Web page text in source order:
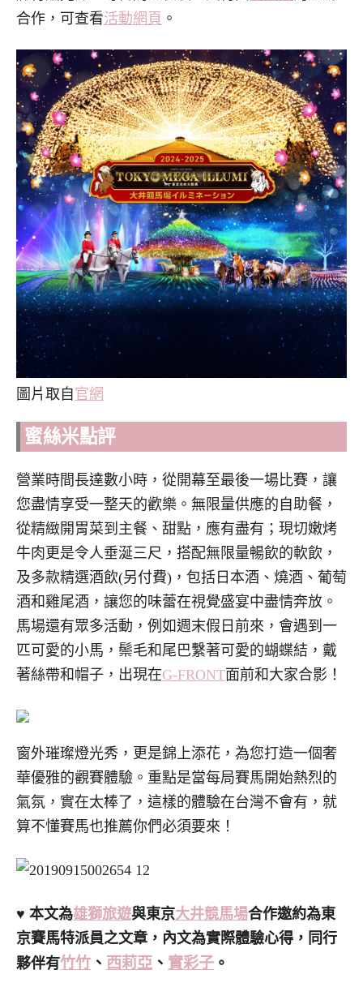
合作，可查看活動網頁 。
圖片取自 官網
蜜絲米點評
營業時間長達數小時，從開幕至最後一場比賽，讓
您盡情享受一整天的歡樂。無限量供應的自助餐，
從精緻開胃菜到主餐、甜點，應有盡有；現切嫩烤
牛肉更是令人垂涎三尺，搭配無限量暢飲的軟飲，
及多款精選酒飲(另付費)，包括日本酒、燒酒、葡萄
酒和雞尾酒，讓您的味蕾在視覺盛宴中盡情奔放。
馬場還有眾多活動，例如週末假日前來，會遇到一
匹可愛的小馬，鬃毛和尾巴繫著可愛的蝴蝶結，戴
著絲帶和帽子，出現在G-FRONT面前和大家合影！
窗外璀璨燈光秀，更是錦上添花，為您打造一個奢
華優雅的觀賽體驗。重點是當每局賽馬開始熱烈的
氣氛，實在太棒了，這樣的體驗在台灣不會有，就
算不懂賽馬也推薦你們必須要來！
♥ 本文為雄獅旅遊與東京大井競馬場合作邀約為東
京賽馬特派員之文章，內文為實際體驗心得，同行
夥伴有竹竹 、 西莉亞 、 實彩子 。